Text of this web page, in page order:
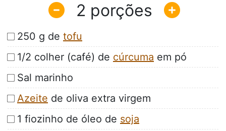
2
250 g de tofu
1/2 colher (café) de cúrcuma em pó
Sal marinho
Azeite de oliva extra virgem
1 fiozinho de óleo de soja